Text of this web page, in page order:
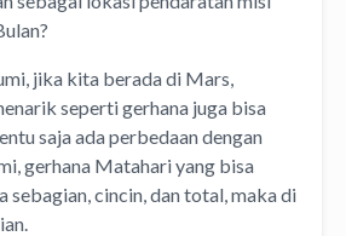
jika kita berada di Mars,
seperti gerhana juga bisa
saja ada perbedaan dengan
gerhana Matahari yang bisa
sebagian, cincin, dan total, maka di